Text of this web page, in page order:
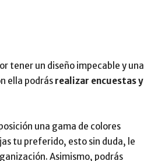
tener un diseño impecable y una
ella podrás realizar encuestas y
una gama de colores
tu preferido, esto sin duda, le
Asimismo, podrás